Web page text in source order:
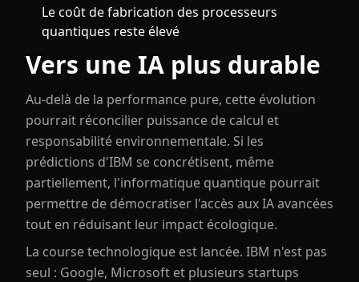
Le coût de fabrication des processeurs
quantiques reste élevé
Vers une IA plus durable
Au-delà de la performance pure, cette évolution
pourrait réconcilier puissance de calcul et
responsabilité environnementale. Si les
prédictions d'IBM se concrétisent, même
partiellement, l'informatique quantique pourrait
permettre de démocratiser l'accès aux IA avancées
tout en réduisant leur impact écologique.
La course technologique est lancée. IBM n'est pas
seul : Google, Microsoft et plusieurs startups